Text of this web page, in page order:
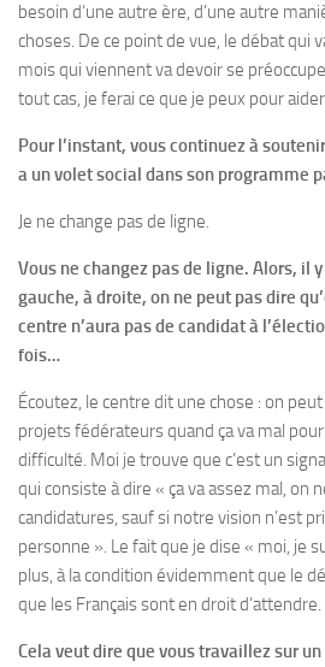
besoin d’une autre ère, d’une autre
choses. De ce point de vue, le débat qui
mois qui viennent va devoir se
tout cas, je ferai ce que je peux pour aider
Pour l’instant, vous continuez à
a un volet social dans son programme
Je ne change pas de ligne.
Vous ne changez pas de ligne. Alors, il
gauche, à droite, on ne peut pas dire
centre n’aura pas de candidat à
fois…
Écoutez, le centre dit une chose : on
projets fédérateurs quand ça va mal
difficulté. Moi je trouve que c’est un
qui consiste à dire « ça va assez mal, on
candidatures, sauf si notre vision n’est
personne ». Le fait que je dise « moi, je
plus, à la condition évidemment que le
que les Français sont en droit d’attendre.
Cela veut dire que vous travaillez sur